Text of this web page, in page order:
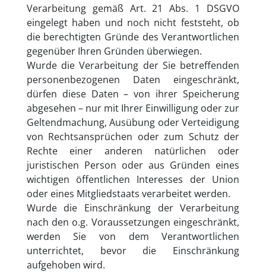
Verarbeitung gemäß Art. 21 Abs. 1 DSGVO
eingelegt haben und noch nicht feststeht, ob
die berechtigten Gründe des Verantwortlichen
gegenüber Ihren Gründen überwiegen.
Wurde die Verarbeitung der Sie betreffenden
personenbezogenen Daten eingeschränkt,
dürfen diese Daten – von ihrer Speicherung
abgesehen – nur mit Ihrer Einwilligung oder zur
Geltendmachung, Ausübung oder Verteidigung
von Rechtsansprüchen oder zum Schutz der
Rechte einer anderen natürlichen oder
juristischen Person oder aus Gründen eines
wichtigen öffentlichen Interesses der Union
oder eines Mitgliedstaats verarbeitet werden.
Wurde die Einschränkung der Verarbeitung
nach den o.g. Voraussetzungen eingeschränkt,
werden Sie von dem Verantwortlichen
unterrichtet, bevor die Einschränkung
aufgehoben wird.